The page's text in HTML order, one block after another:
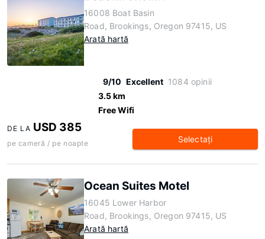
16008 Boat Basin
Road, Brookings, Oregon 97415, US
Arată hartă
9/10 Excellent 1084 opinii
3.5 km
Free Wifi
DE LA USD 385
pe cameră / pe noapte Selectaţi
Ocean Suites Motel
16045 Lower Harbor
Road, Brookings, Oregon 97415, US
Arată hartă